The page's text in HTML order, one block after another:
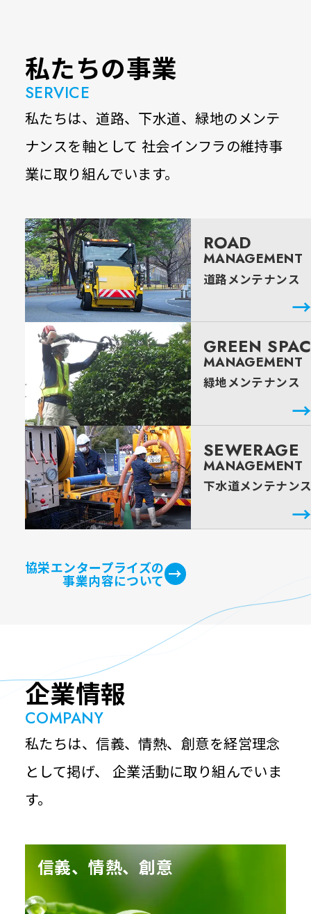
私たちの事業
SERVICE
私たちは、道路、下水道、緑地のメンテ
ナンスを軸として 社会インフラの維持事
業に取り組んでいます。
ROAD
MANAGEMENT
道路メンテナンス
GREEN
MANAGEMENT
緑地メンテナンス
SEWERAGE
MANAGEMENT
下水道メンテナン
協栄エンタープライズの
事業内容について
企業情報
COMPANY
私たちは、信義、情熱、創意を経営理念
として掲げ、
企業活動に取り組んでいま
す。
信義、情熱、創意